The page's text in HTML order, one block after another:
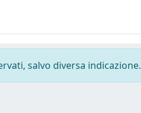
salvo diversa indicazione.